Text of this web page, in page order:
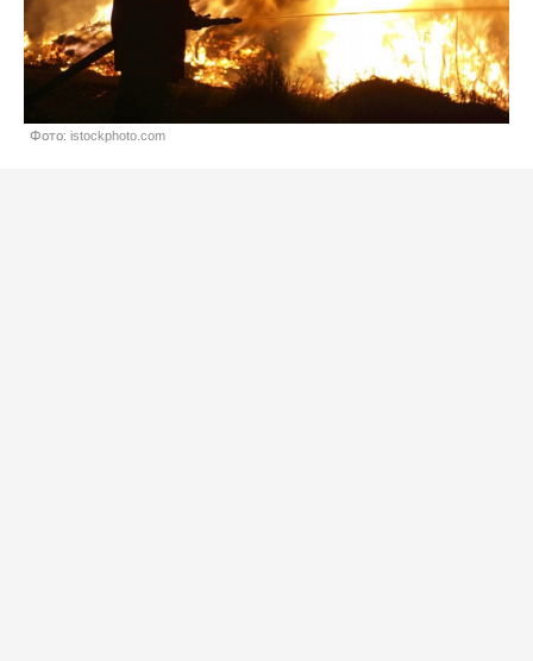
Фото: istockphoto.com